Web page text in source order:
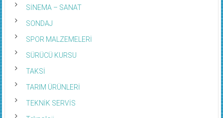
SİNEMA – SANAT
SONDAJ
SPOR MALZEMELERİ
SÜRÜCÜ KURSU
TAKSİ
TARIM ÜRÜNLERİ
TEKNİK SERVİS